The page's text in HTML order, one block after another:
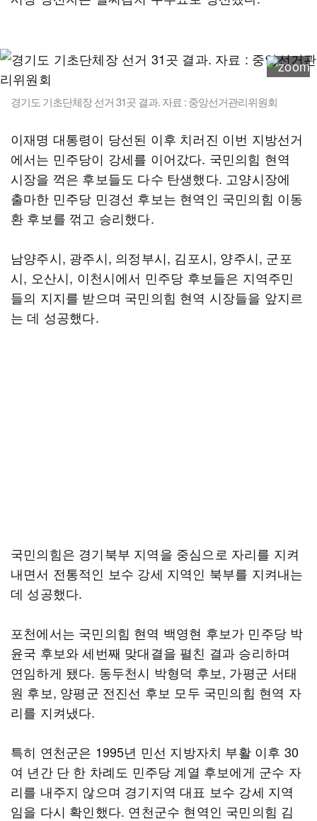
경기도 기초단체장 선거 31곳 결과. 자료 : 중앙선거관리위원회
이재명 대통령이 당선된 이후 치러진 이번 지방선거
에서는 민주당이 강세를 이어갔다. 국민의힘 현역
시장을 꺽은 후보들도 다수 탄생했다. 고양시장에
출마한 민주당 민경선 후보는 현역인 국민의힘 이동
환 후보를 꺾고 승리했다.
남양주시, 광주시, 의정부시, 김포시, 양주시, 군포
시, 오산시, 이천시에서 민주당 후보들은 지역주민
들의 지지를 받으며 국민의힘 현역 시장들을 앞지르
는 데 성공했다.
국민의힘은 경기북부 지역을 중심으로 자리를 지켜
내면서 전통적인 보수 강세 지역인 북부를 지켜내는
데 성공했다.
포천에서는 국민의힘 현역 백영현 후보가 민주당 박
윤국 후보와 세번째 맞대결을 펼친 결과 승리하며
연임하게 됐다. 동두천시 박형덕 후보, 가평군 서태
원 후보, 양평군 전진선 후보 모두 국민의힘 현역 자
리를 지켜냈다.
특히 연천군은 1995년 민선 지방자치 부활 이후 30
여 년간 단 한 차례도 민주당 계열 후보에게 군수 자
리를 내주지 않으며 경기지역 대표 보수 강세 지역
임을 다시 확인했다. 연천군수 현역인 국민의힘 김